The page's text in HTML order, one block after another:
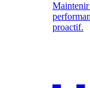
Maintenir
proactif.